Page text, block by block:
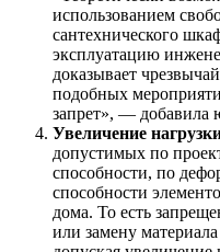
использованием
сантехнического
эксплуатацию
доказывает
подобных
запрет», — добавила
Увеличение
допустимых по
способности, по
способности
дома. То есть
или замену